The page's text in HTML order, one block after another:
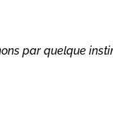
par quelque